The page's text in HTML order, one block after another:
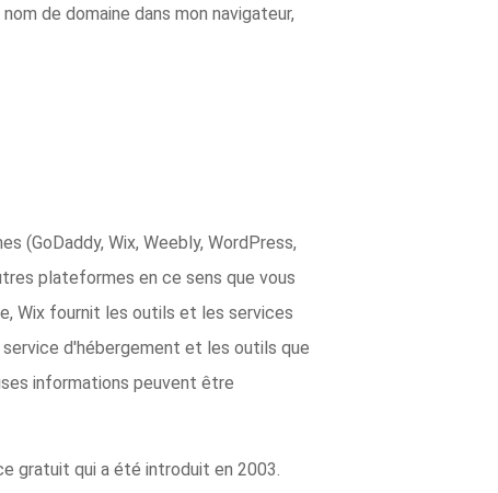
de domaine dans mon navigateur,
(GoDaddy, Wix, Weebly, WordPress,
plateformes en ce sens que vous
Wix fournit les outils et les services
d'hébergement et les outils que
informations peuvent être
gratuit qui a été introduit en 2003.